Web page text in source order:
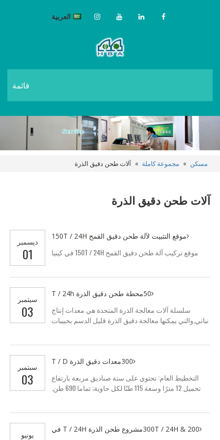
قائمة
العربية
مسكن » مجموعة كاملة » آلات طحن دقيق الذرة
آلات طحن دقيق الذرة
ديسمبر
01
موقع التثبيت لآلة طحن دقيق القمح 150T / 24H
موقع تركيب آلة طحن دقيق القمح 150T / 24H في كينيا
سبتمبر
03
50محطة طحن دقيق الذرة T / 24h
سلسلة آلات معالجة الذرة المتحدة هي معدات إنتاج
نباتي,والتي يمكنها معالجة دقيق الذرة قليل الدسم بحبيبات
السريعة congee, زيت الذرة, إلخ. ودقيق الذرة قليل الدسم,
النبيذ, مصنع السكر ومصنع المواد الغذائية, ولكن في هذه
الأثناء, كما أنها بمثابة الغذاء الصحي لتحسين حياة سكان
يوميا. ولدينا…
سبتمبر
03
300معدات دقيق الذرة T / D
التخطيط العام: تحتوي على ستة صناديق مربعة بارتفاع
تحميل 12 مترًا وسعة 115 طنًا لكل حاوية; تماما 690 طن.
التنظيف المسبق يقع في الطابق الخامس; بعد التنظيف
يونيو
300T / 24H & 200مشروع طحن الذرة T / 24H في